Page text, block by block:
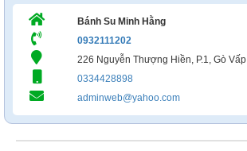
Bánh Su Minh Hằng
0932111202
226 Nguyễn Thượng Hiền, P.1, Gò Vấp
0334428898
adminweb@yahoo.com